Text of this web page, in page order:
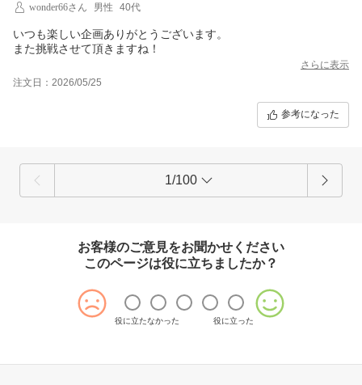
wonder66さん
男性 40代
いつも楽しい企画ありがとうございます。
また挑戦させて頂きますね！
さらに表示
注文日：2026/05/25
参考になった
1/100
お客様のご意見をお聞かせください
このページは役に立ちましたか？
役に立たなかった 役に立った